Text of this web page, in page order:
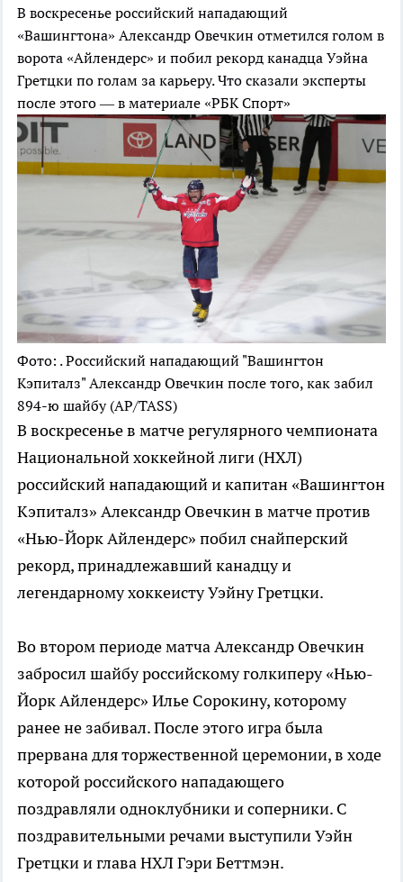
В воскресенье российский нападающий
«Вашингтона» Александр Овечкин отметился голом в
ворота «Айлендерс» и побил рекорд канадца Уэйна
Гретцки по голам за карьеру. Что сказали эксперты
после этого — в материале «РБК Спорт»
Фото: . Российский нападающий "Вашингтон
Кэпиталз" Александр Овечкин после того, как забил
894-ю шайбу (AP/TASS)
В воскресенье в матче регулярного чемпионата
Национальной хоккейной лиги (НХЛ)
российский нападающий и капитан «Вашингтон
Кэпиталз» Александр Овечкин в матче против
«Нью-Йорк Айлендерс» побил снайперский
рекорд, принадлежавший канадцу и
легендарному хоккеисту Уэйну Гретцки.
Во втором периоде матча Александр Овечкин
забросил шайбу российскому голкиперу «Нью-
Йорк Айлендерс» Илье Сорокину, которому
ранее не забивал. После этого игра была
прервана для торжественной церемонии, в ходе
которой российского нападающего
поздравляли одноклубники и соперники. С
поздравительными речами выступили Уэйн
Гретцки и глава НХЛ Гэри Беттмэн.